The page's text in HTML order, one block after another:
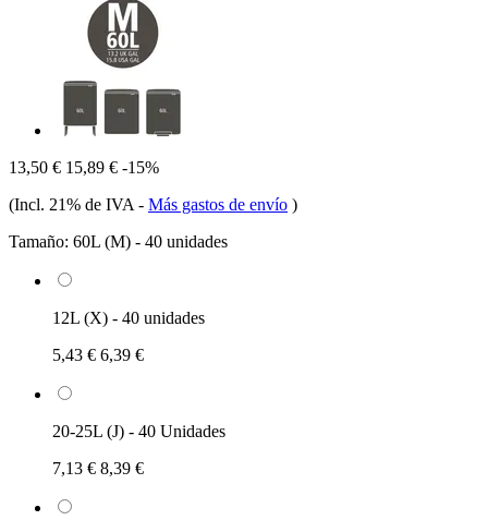
13,50 € 15,89 € -15%
(Incl. 21% de IVA - Más gastos de envío )
Tamaño: 60L (M) - 40 unidades
12L (X) - 40 unidades
5,43 € 6,39 €
20-25L (J) - 40 Unidades
7,13 € 8,39 €